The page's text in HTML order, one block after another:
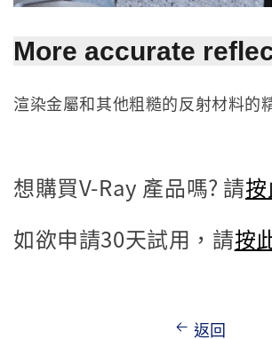
More accurate
渲染金屬和其他粗糙的反射材料的
想購買V-Ray 產品嗎? 請
如欲申請30天試用，請按
返回